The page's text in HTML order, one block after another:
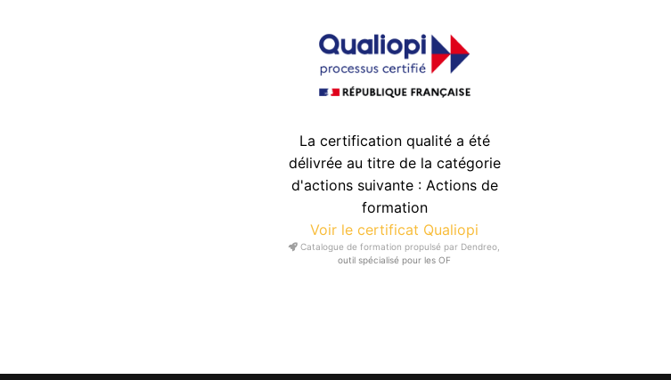
La certification qualité a été
délivrée au titre de la catégorie
d'actions suivante : Actions de
formation
Voir le certificat Qualiopi
Catalogue de formation propulsé par Dendreo,
outil spécialisé pour les OF